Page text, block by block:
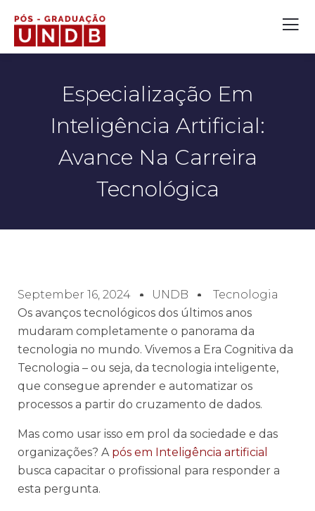
Especialização Em
Inteligência Artificial:
Avance Na Carreira
Tecnológica
September 16, 2024 UNDB
Tecnologia
Os avanços tecnológicos dos últimos anos
mudaram completamente o panorama da
tecnologia no mundo. Vivemos a Era Cognitiva da
Tecnologia – ou seja, da tecnologia inteligente,
que consegue aprender e automatizar os
processos a partir do cruzamento de dados.
Mas como usar isso em prol da sociedade e das
organizações? A pós em Inteligência artificial
busca capacitar o profissional para responder a
esta pergunta.